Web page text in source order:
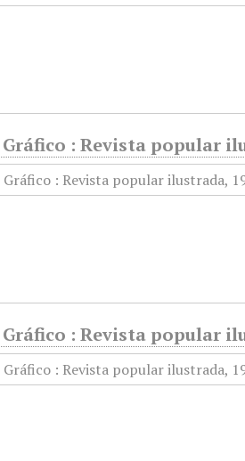
: Revista popular
: Revista popular